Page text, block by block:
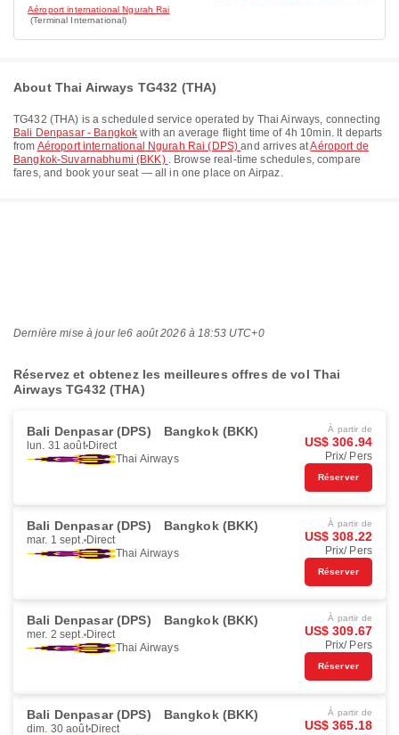
Aéroport international Ngurah Rai
(Terminal International)
About Thai Airways TG432 (THA)
TG432 (THA) is a scheduled service operated by Thai Airways, connecting
Bali Denpasar - Bangkok with an average flight time of 4h 10min. It departs
from Aéroport international Ngurah Rai (DPS)and arrives atAéroport de
Bangkok-Suvarnabhumi (BKK) . Browse real-time schedules, compare
fares, and book your seat — all in one place on Airpaz.
Dernière mise à jour le6 août 2026 à 18:53 UTC+0
Réservez et obtenez les meilleures offres de vol Thai
Airways TG432 (THA)
Bali Denpasar (DPS) Bangkok (BKK)
lun. 31 août Direct
Thai Airways
À partir de
US$ 306.94
Prix/ Pers
Réserver
Bali Denpasar (DPS) Bangkok (BKK)
mar. 1 sept. Direct
Thai Airways
À partir de
US$ 308.22
Prix/ Pers
Réserver
Bali Denpasar (DPS) Bangkok (BKK)
mer. 2 sept. Direct
Thai Airways
À partir de
US$ 309.67
Prix/ Pers
Réserver
Bali Denpasar (DPS) Bangkok (BKK)
dim. 30 août Direct
À partir de
US$ 365.18